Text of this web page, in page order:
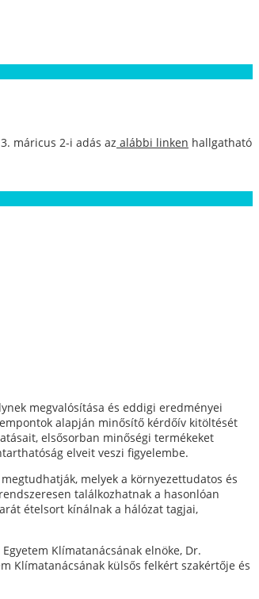
máricus 2-i adás az alábbi linken hallgatható
megvalósítása és eddigi eredményei
alapján minősítő kérdőív kitöltését
elsősorban minőségi termékeket
elveit veszi figyelembe.
melyek a környezettudatos és
találkozhatnak a hasonlóan
ételsort kínálnak a hálózat tagjai,
Klímatanácsának elnöke, Dr.
Klímatanácsának külsős felkért szakértője és